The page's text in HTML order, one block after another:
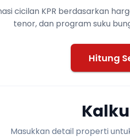
cicilan KPR berdasarkan
tenor, dan program suku
Hitung
Masukkan detail properti